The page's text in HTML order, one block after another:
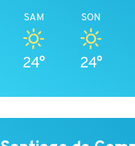
SAM
24°
SON
24°